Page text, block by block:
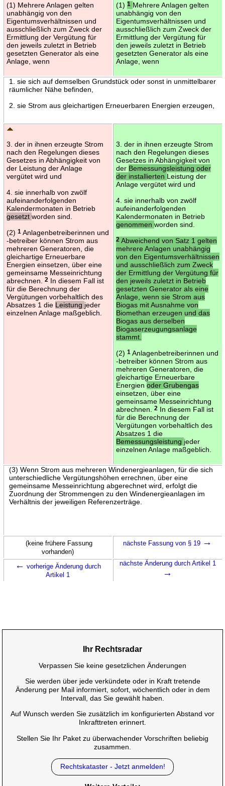
(1) Mehrere Anlagen gelten
unabhängig von den
Eigentumsverhältnissen und
ausschließlich zum Zweck der
Ermittlung der Vergütung für
den jeweils zuletzt in Betrieb
gesetzten Generator als eine
Anlage, wenn
(1) 1 Mehrere Anlagen gelten
unabhängig von den
Eigentumsverhältnissen und
ausschließlich zum Zweck der
Ermittlung der Vergütung für
den jeweils zuletzt in Betrieb
gesetzten Generator als eine
Anlage, wenn
1. sie sich auf demselben Grundstück oder sonst in unmittelbarer
räumlicher Nähe befinden,
2. sie Strom aus gleichartigen Erneuerbaren Energien erzeugen,
3. der in ihnen erzeugte Strom
nach den Regelungen dieses
Gesetzes in Abhängigkeit von
der Leistung der Anlage
vergütet wird und
4. sie innerhalb von zwölf
aufeinanderfolgenden
Kalendermonaten in Betrieb
gesetzt worden sind.
(2) 1Anlagenbetreiberinnen und
-betreiber können Strom aus
mehreren Generatoren, die
gleichartige Erneuerbare
Energien einsetzen, über eine
gemeinsame Messeinrichtung
abrechnen.
2In diesem Fall ist
für die Berechnung der
Vergütungen vorbehaltlich des
Absatzes 1 die Leistung jeder
einzelnen Anlage maßgeblich.
3. der in ihnen erzeugte Strom
nach den Regelungen dieses
Gesetzes in Abhängigkeit von
der Bemessungsleistung oder
der installierten Leistung der
Anlage vergütet wird und
4. sie innerhalb von zwölf
aufeinanderfolgenden
Kalendermonaten in Betrieb
genommen worden sind.
2Abweichend von Satz 1 gelten
mehrere Anlagen unabhängig
von den Eigentumsverhältnissen
und ausschließlich zum Zweck
der Ermittlung der Vergütung für
den jeweils zuletzt in Betrieb
gesetzten Generator als eine
Anlage, wenn sie Strom aus
Biogas mit Ausnahme von
Biomethan erzeugen und das
Biogas aus derselben
Biogaserzeugungsanlage
stammt.
(2) 1Anlagenbetreiberinnen und
-betreiber können Strom aus
mehreren Generatoren, die
gleichartige Erneuerbare
Energien oder Grubengas
einsetzen, über eine
gemeinsame Messeinrichtung
abrechnen.
2In diesem Fall ist
für die Berechnung der
Vergütungen vorbehaltlich des
Absatzes 1 die
Bemessungsleistung jeder
einzelnen Anlage maßgeblich.
(3) Wenn Strom aus mehreren Windenergieanlagen, für die sich
unterschiedliche Vergütungshöhen errechnen, über eine
gemeinsame Messeinrichtung abgerechnet wird, erfolgt die
Zuordnung der Strommengen zu den Windenergieanlagen im
Verhältnis der jeweiligen Referenzerträge.
(keine frühere Fassung
vorhanden)
nächste Fassung von § 19 →
← vorherige Änderung durch
Artikel 1
nächste Änderung durch Artikel 1
→
Ihr Rechtsradar
Verpassen Sie keine gesetzlichen Änderungen
Sie werden über jede verkündete oder in Kraft tretende
Änderung per Mail informiert, sofort, wöchentlich oder in dem
Intervall, das Sie gewählt haben.
Auf Wunsch werden Sie zusätzlich im konfigurierten Abstand vor
Inkrafttreten erinnert.
Stellen Sie Ihr Paket zu überwachender Vorschriften beliebig
zusammen.
Rechtskataster - Jetzt anmelden!